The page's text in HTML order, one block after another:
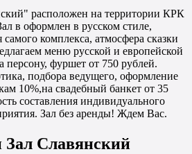
расположен на территории КРК
в оформлен в русском стиле,
комплекса, атмосфера сказки
меню русской и европейской
персону, фуршет от 750 рублей.
подбора ведущего, оформление
10%,на свадебный банкет от 35
составления индивидуального
Зал без аренды! Ждем Вас.
Зал Славянский